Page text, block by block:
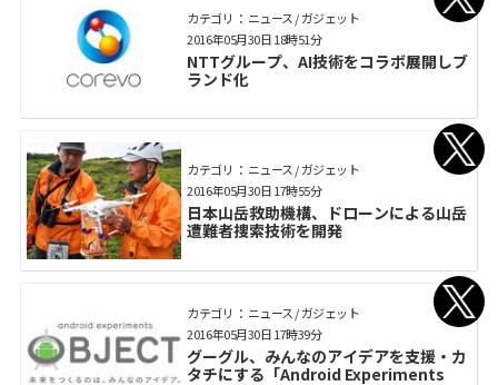
カテゴリ： ニュース / ガジェット
NTTグループ、AI技術をコラボ展開しブ
ランド化
2016年05月30日 18時51分
カテゴリ： ニュース / ガジェット
日本山岳救助機構、ドローンによる山岳
遭難者捜索技術を開発
2016年05月30日 17時55分
カテゴリ： ニュース / ガジェット
グーグル、みんなのアイデアを支援・カ
タチにする「Android Experiments
2016年05月30日 17時39分